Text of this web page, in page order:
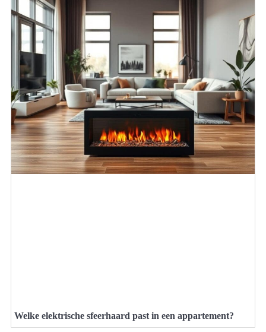
Welke elektrische sfeerhaard past in een appartement?